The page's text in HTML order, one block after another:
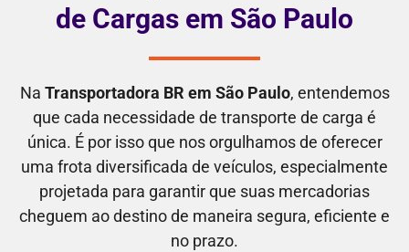
de Cargas em São Paulo
Na Transportadora BR em São Paulo, entendemos
que cada necessidade de transporte de carga é
única. É por isso que nos orgulhamos de oferecer
uma frota diversificada de veículos, especialmente
projetada para garantir que suas mercadorias
cheguem ao destino de maneira segura, eficiente e
no prazo.